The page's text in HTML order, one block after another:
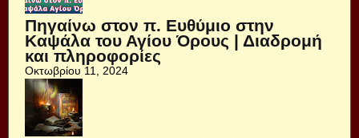
Πηγαίνω στον π. Ευθύμιο στην
Καψάλα του Αγίου Όρους | Διαδρομή
και πληροφορίες
Οκτωβρίου 11, 2024